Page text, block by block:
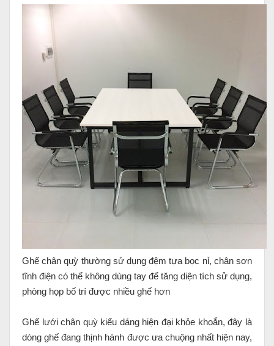
Ghế chân quỳ thường sử dụng đệm tựa bọc nỉ, chân sơn
tĩnh điện có thể không dùng tay để tăng diện tích sử dụng,
phòng họp bố trí được nhiều ghế hơn
Ghế lưới chân quỳ kiểu dáng hiện đại khỏe khoắn, đây là
dòng ghế đang thịnh hành được ưa chuộng nhất hiện nay,